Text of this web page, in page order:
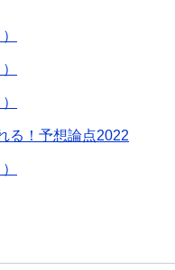
る！予想論点2022